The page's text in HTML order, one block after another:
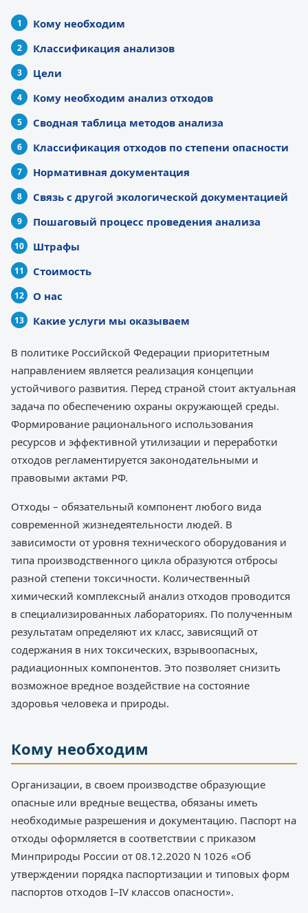
Кому необходим
Классификация анализов
Цели
Кому необходим анализ отходов
Сводная таблица методов анализа
Классификация отходов по степени опасности
Нормативная документация
Связь с другой экологической документацией
Пошаговый процесс проведения анализа
Штрафы
Стоимость
О нас
Какие услуги мы оказываем
В политике Российской Федерации приоритетным
направлением является реализация концепции
устойчивого развития. Перед страной стоит актуальная
задача по обеспечению охраны окружающей среды.
Формирование рационального использования
ресурсов и эффективной утилизации и переработки
отходов регламентируется законодательными и
правовыми актами РФ.
Отходы – обязательный компонент любого вида
современной жизнедеятельности людей. В
зависимости от уровня технического оборудования и
типа производственного цикла образуются отбросы
разной степени токсичности. Количественный
химический комплексный анализ отходов проводится
в специализированных лабораториях. По полученным
результатам определяют их класс, зависящий от
содержания в них токсических, взрывоопасных,
радиационных компонентов. Это позволяет снизить
возможное вредное воздействие на состояние
здоровья человека и природы.
Кому необходим
Организации, в своем производстве образующие
опасные или вредные вещества, обязаны иметь
необходимые разрешения и документацию. Паспорт на
отходы оформляется в соответствии с приказом
Минприроды России от 08.12.2020 N 1026 «Об
утверждении порядка паспортизации и типовых форм
паспортов отходов I–IV классов опасности».